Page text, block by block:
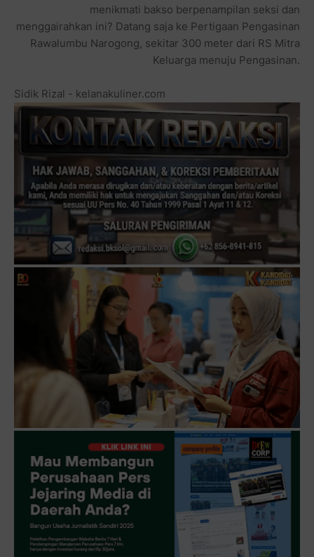
menikmati bakso berpenampilan seksi dan
menggairahkan ini? Datang saja ke Pertigaan Pengasinan
Rawalumbu Narogong, sekitar 300 meter dari RS Mitra
Keluarga menuju Pengasinan.
Sidik Rizal - kelanakuliner.com